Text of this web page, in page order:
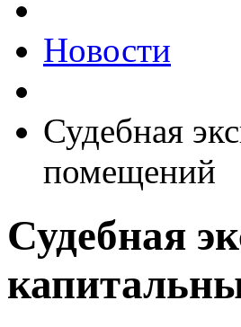
Новости
Судебная
помещений
Судебная